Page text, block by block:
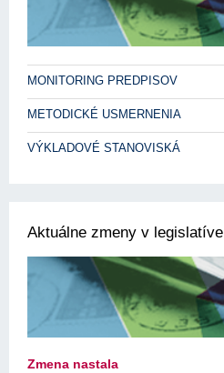
MONITORING PREDPISOV
METODICKÉ USMERNENIA
VÝKLADOVÉ STANOVISKÁ
Aktuálne zmeny v legislatíve
Zmena nastala